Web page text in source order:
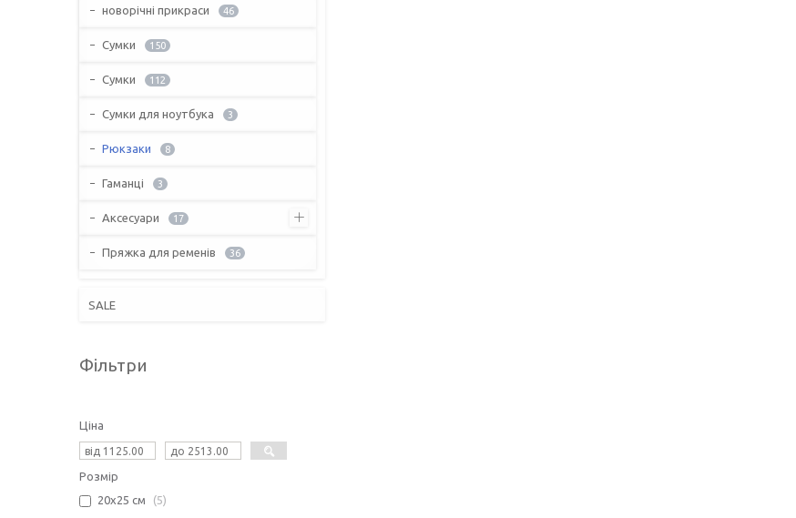
новорічні прикраси 46
Сумки 150
Сумки 112
Сумки для ноутбука 3
Рюкзаки 8
Гаманці 3
Аксесуари 17
Пряжка для ременів 36
SALE
Фільтри
Ціна
Розмір
20х25 см
5